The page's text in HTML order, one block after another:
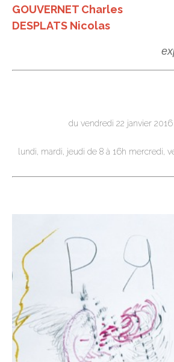
GOUVERNET Charles
DESPLATS Nicolas
du vendredi 22 janvier
lundi, mardi, jeudi de 8 à 16h mercredi,